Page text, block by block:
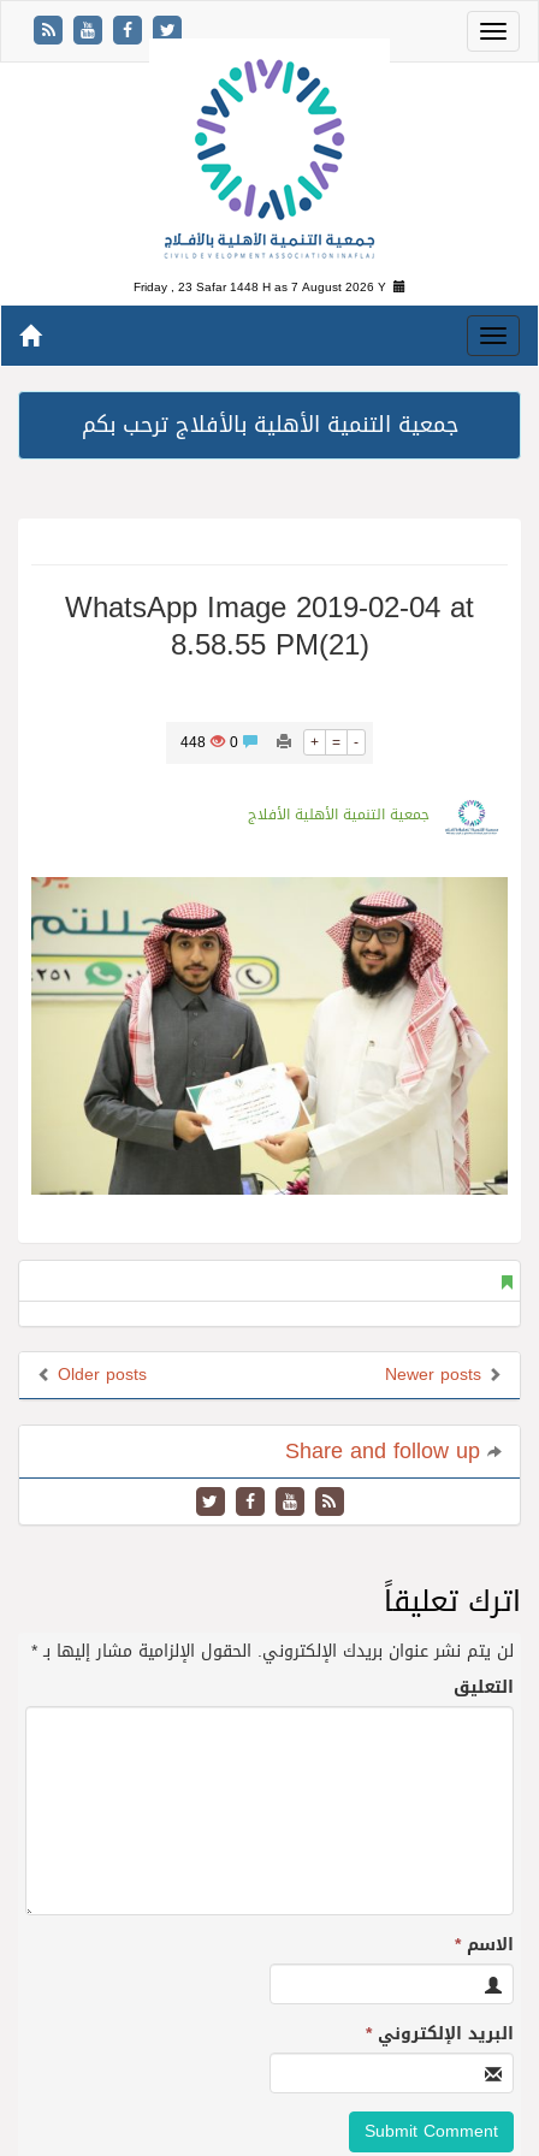
Friday , 23 Safar 1448 H as7 August 2026 Y
جمعية التنمية الأهلية بالأفلاج ترحب بكم
WhatsApp Image 2019-02-04 at
8.58.55 PM(21)
+ = -
448
جمعية التنمية الأهلية الأفلاج
Older posts
اترك تعليقاً
لن يتم نشر عنوان بريدك الإلكتروني. الحقول الإلزامية مشار إليها بـ*
التعليق
الاسم*
البريد الإلكتروني*